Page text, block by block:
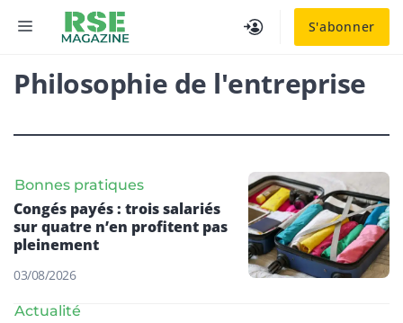
S'abonner
MENU
Philosophie de l'entreprise
Bonnes pratiques
Congés payés : trois salariés
sur quatre n’en profitent pas
pleinement
03/08/2026
Actualité